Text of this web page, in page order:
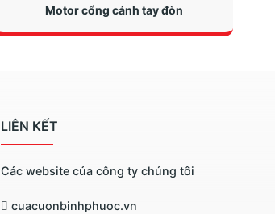
Motor cổng cánh tay đòn
LIÊN KẾT
Các website của công ty chúng tôi
cuacuonbinhphuoc.vn